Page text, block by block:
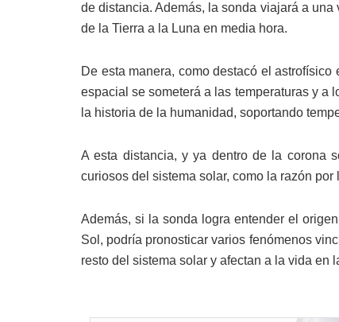
de distancia. Además, la sonda viajará a
de la Tierra a la Luna en media hora.
De esta manera, como destacó el
espacial se someterá a las temperaturas y a
la historia de la humanidad, soportando
A esta distancia, y ya dentro de la corona
curiosos del sistema solar, como la razón
Además, si la sonda logra entender el
Sol, podría pronosticar varios fenómenos
resto del sistema solar y afectan a la vida en